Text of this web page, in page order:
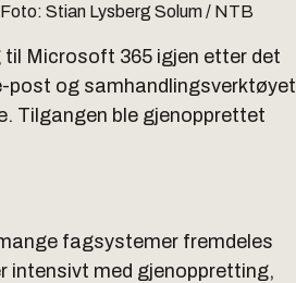
Foto: Stian Lysberg Solum / NTB
Microsoft 365 igjen etter det
post og samhandlingsverktøyet
Tilgangen ble gjenopprettet
fagsystemer fremdeles
intensivt med gjenoppretting,